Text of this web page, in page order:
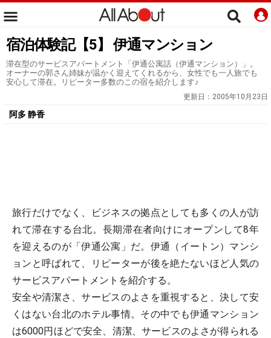
宿泊体験記【5】 伊通マンション
滞在型のサービスアパートメント「伊通公寓話（伊通マンション）」。
オーナーの郭さん姉妹が温かく迎えてくれるから、女性でも一人旅でも
安心して滞在。リピーター多数のこの宿を紹介します♪
更新日： 2005年10月23日
阿多 静香
旅行だけでなく、ビジネスの拠点としても多くの人が訪
れて滞在する台北。長期滞在者向けにオープンして8年
を迎えるのが「伊通公寓」だ。伊通（イートン）マンシ
ョンと呼ばれて、リピーターが後を絶たないほど人気の
サービスアパートメントを紹介する。
安全や清潔さ、サービスのよさを重視すると、決して安
くはない台北のホテル事情。その中でも伊通マンション
は6000円ほどで安全、清潔、サービスのよさが得られる